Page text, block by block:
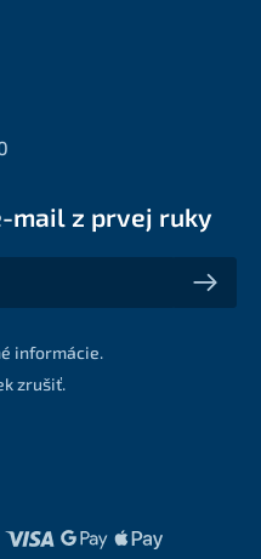
mail z prvej ruky
ruky
informácie.
zrušiť.